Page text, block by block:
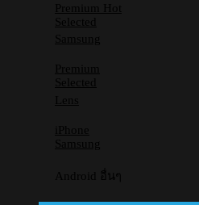
Premium
Selected
Samsung
Premium
Selected
Lens
iPhone
Samsung
Android อื่นๆ